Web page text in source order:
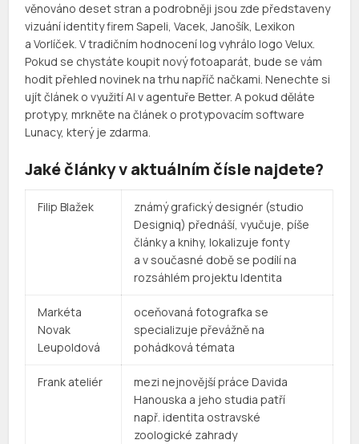
věnováno deset stran a podrobněji jsou zde představeny
vizuání identity firem Sapeli, Vacek, Janošík, Lexikon
a Vorlíček. V tradičním hodnocení log vyhrálo logo Velux.
Pokud se chystáte koupit nový fotoaparát, bude se vám
hodit přehled novinek na trhu napříč načkami. Nenechte si
ujít článek o využití AI v agentuře Better. A pokud děláte
protypy, mrkněte na článek o protypovacím software
Lunacy, který je zdarma.
Jaké články v aktuálním čísle najdete?
Filip Blažek
známý grafický designér (studio
Designiq) přednáší, vyučuje, píše
články a knihy, lokalizuje fonty
a v současné době se podílí na
rozsáhlém projektu Identita
Markéta
Novak
Leupoldová
oceňovaná fotografka se
specializuje převážně na
pohádková témata
Frank ateliér
mezi nejnovější práce Davida
Hanouska a jeho studia patří
např. identita ostravské
zoologické zahrady